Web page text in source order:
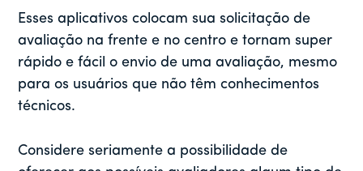
Esses aplicativos colocam sua solicitação de
avaliação na frente e no centro e tornam super
rápido e fácil o envio de uma avaliação, mesmo
para os usuários que não têm conhecimentos
técnicos.
Considere seriamente a possibilidade de